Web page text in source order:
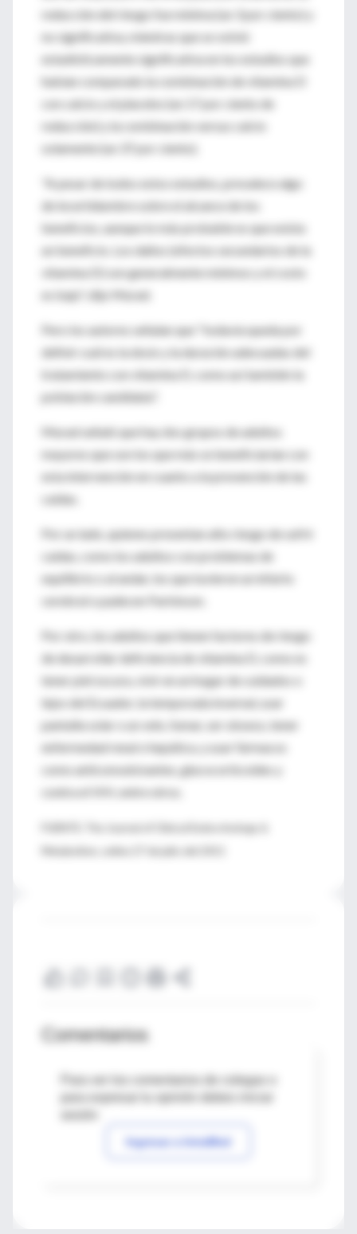
reducción del riesgo fue mínima (un 3 por ciento) y
no significativa, mientras que se volvió
estadísticamente significativa en los estudios que
habían comparado la combinación de vitamina D
con calcio y el placebo (un 17 por ciento de
reducción) y la combinación versus calcio
solamente (un 37 por ciento).
"A pesar de todos estos estudios, prevalece algo
de incertidumbre sobre el alcance de los
beneficios, aunque lo más probable es que exista
un beneficio. Los daños (efectos secundarios de la
vitamina D) son generalmente mínimos y el costo
es bajo", dijo Murad.
Pero los autores señalan que "todavía queda por
definir cuál es la dosis y la duración adecuadas del
tratamiento con vitamina D, como así también la
población candidata".
Murad señaló que hay dos grupos de adultos
mayores que son los que más se beneficiarían con
esta intervención en cuanto a la prevención de las
caídas.
Por un lado, quienes presentan alto riesgo de sufrir
caídas, como los adultos con problemas de
equilibrio o al andar, los que tuvieron un infarto
cerebral o padecen Parkinson.
Por otro, los adultos que tienen factores de riesgo
de desarrollar deficiencia de vitamina D, como es
tener piel oscura, vivir en un hogar de cuidados o
lejos del Ecuador, la temporada invernal, usar
pantalla solar o un velo, fumar, ser obseso, tener
enfermedad renal o hepática, y usar fármacos
como anticonvulsivantes, glucocorticoides y
contra el VIH, entre otros.
Comentarios
Para ver los comentarios de colegas o
Ingresar a IntraMed